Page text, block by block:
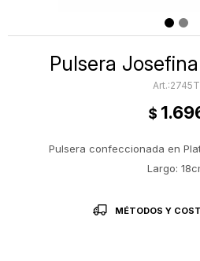
Pulsera
2745T
$
Pulsera confeccionada en
Largo:
MÉTODOS Y